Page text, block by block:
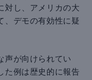
対し、アメリカの大
、デモの有効性に疑
声が向けられてい
た例は歴史的に報告